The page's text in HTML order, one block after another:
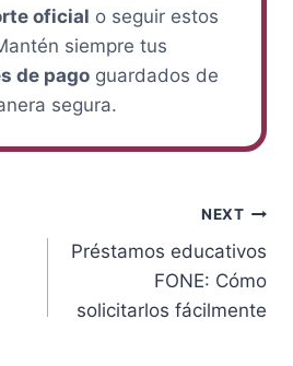
oficial o seguir estos
siempre tus
de pago guardados de
segura.
NEXT
Préstamos educativos
FONE: Cómo
solicitarlos fácilmente